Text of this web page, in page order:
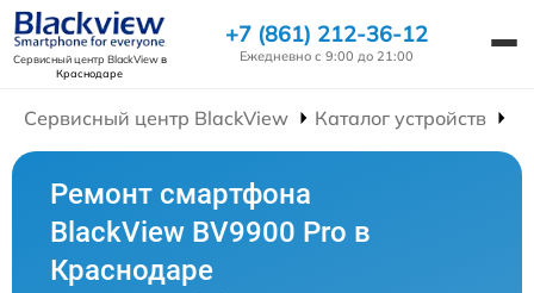
Сервисный центр BlackViewв
Краснодаре
+7 (861) 212-36-12
Ежедневно с 9:00 до 21:00
Сервисный центр BlackView Каталог устройств
Ремонт смартфона
BlackView BV9900 Pro в
Краснодаре